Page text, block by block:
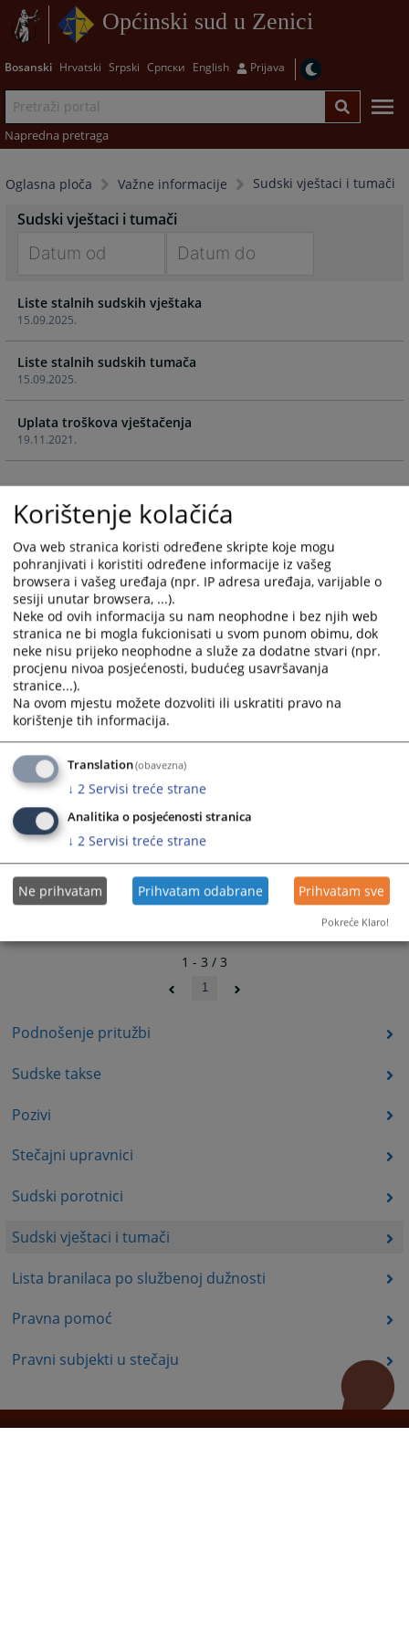
Općinski sud u Zenici
Bosanski Hrvatski Srpski Српски English Prijava
Napredna pretraga
Oglasna ploča Važne informacije Sudski vještaci i tumači
Podnošenje pritužbi
Sudske takse
Pozivi
Stečajni upravnici
Sudski porotnici
Sudski vještaci i tumači
Lista branilaca po službenoj dužnosti
Pravna pomoć
Pravni subjekti u stečaju
Sudski vještaci i tumači
forward
to
interact
with
the
calendar
and
select
a
date.
Press
the
question
mark
key
to
get
the
keyboard
shortcuts
for
changing
dates.
forward
interact
with
calendar
and
a
date.
Press
the
question
mark
key
to
get
the
keyboard
for
changing
dates.
15.09.2025.
Liste stalnih sudskih vještaka
15.09.2025.
Liste stalnih sudskih tumača
19.11.2021.
Uplata troškova vještačenja
1 - 3 / 3
1
Korištenje kolačića
Ova web stranica koristi određene skripte koje mogu
pohranjivati i koristiti određene informacije iz vašeg
browsera i vašeg uređaja (npr. IP adresa uređaja, varijable o
sesiji unutar browsera, ...).
Neke od ovih informacija su nam neophodne i bez njih web
stranica ne bi mogla fukcionisati u svom punom obimu, dok
neke nisu prijeko neophodne a služe za dodatne stvari (npr.
procjenu nivoa posjećenosti, budućeg usavršavanja
stranice...).
Na ovom mjestu možete dozvoliti ili uskratiti pravo na
korištenje tih informacija.
Translation(obavezna)
↓ 2 Servisi treće strane
Analitika o posjećenosti stranica
↓ 2 Servisi treće strane
Ne prihvatam Prihvatam odabrane Prihvatam sve
Pokreće Klaro!